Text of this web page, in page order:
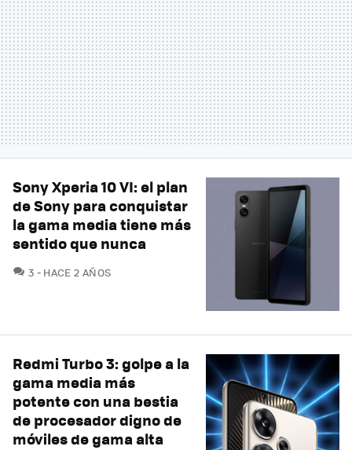
Sony Xperia 10 VI: el plan
de Sony para conquistar
la gama media tiene más
sentido que nunca
3 COMENTARIOS
HACE 2 AÑOS
Redmi Turbo 3: golpe a la
gama media más
potente con una bestia
de procesador digno de
móviles de gama alta